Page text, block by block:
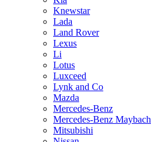
Knewstar
Lada
Land Rover
Lexus
Li
Lotus
Luxceed
Lynk and Co
Mazda
Mercedes-Benz
Mercedes-Benz Maybach
Mitsubishi